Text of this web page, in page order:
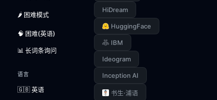
🌶️ 困难模式
🧠 困难(英语)
📊 长词条询问
语言
🇬🇧 英语
HiDream
HuggingFace
IBM
Ideogram
Inception AI
书生·浦语